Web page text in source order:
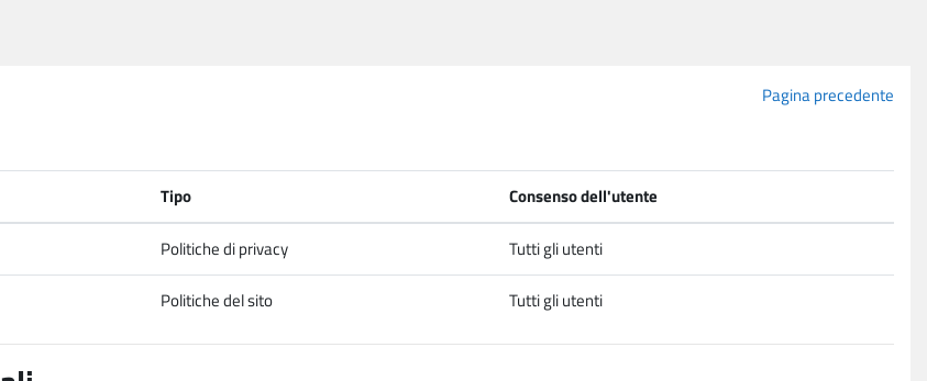
Pagina precedente
Tipo Consenso dell'utente
Politiche di privacy Tutti gli utenti
Politiche del sito Tutti gli utenti